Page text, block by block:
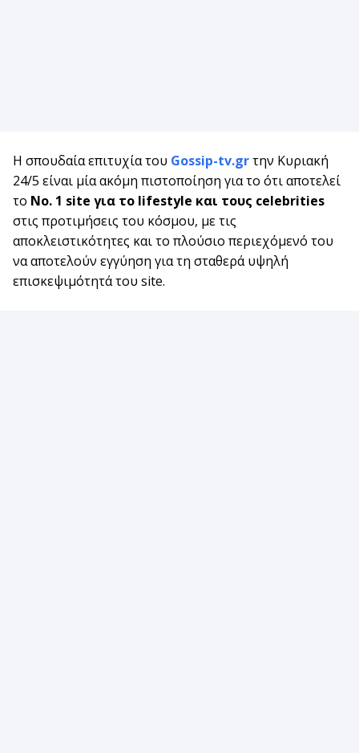
Η σπουδαία επιτυχία του Gossip-tv.grτην Κυριακή
24/5 είναι μία ακόμη πιστοποίηση για το ότι αποτελεί
το Νο. 1 site για το lifestyle και τους celebrities
στις προτιμήσεις του κόσμου, με τις
αποκλειστικότητες και το πλούσιο περιεχόμενό του
να αποτελούν εγγύηση για τη σταθερά υψηλή
επισκεψιμότητά του site.